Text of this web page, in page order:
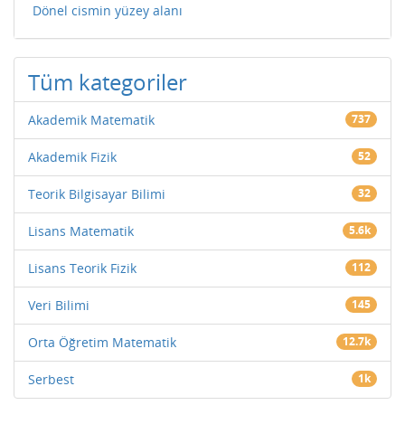
Dönel cismin yüzey alanı
Tüm kategoriler
Akademik Matematik 737
Akademik Fizik 52
Teorik Bilgisayar Bilimi 32
Lisans Matematik 5.6k
Lisans Teorik Fizik 112
Veri Bilimi 145
Orta Öğretim Matematik 12.7k
Serbest 1k